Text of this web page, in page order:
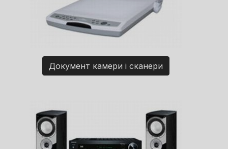
Документ камери і сканери